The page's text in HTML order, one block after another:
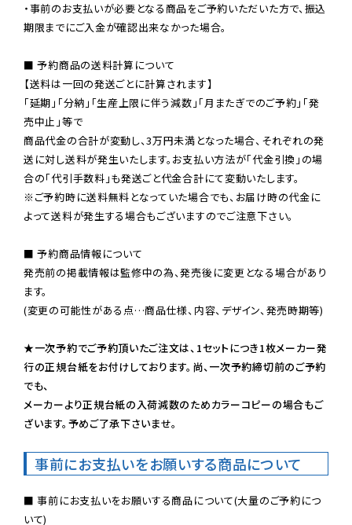
・事前のお支払いが必要となる商品をご予約いただいた方で、振込
期限までにご入金が確認出来なかった場合。
■ 予約商品の送料計算について
【送料は一回の発送ごとに計算されます】
「延期」「分納」「生産上限に伴う減数」「月またぎでのご予約」「発
売中止」等で
商品代金の合計が変動し、3万円未満となった場合、それぞれの発
送に対し送料が発生いたします。お支払い方法が「代金引換」の場
※ご予約時に送料無料となっていた場合でも、お届け時の代金に
よって送料が発生する場合もございますのでご注意下さい。
■ 予約商品情報について
発売前の掲載情報は監修中の為、発売後に変更となる場合があり
ます。
(変更の可能性がある点…商品仕様、内容、デザイン、発売時期等)
★一次予約でご予約頂いたご注文は、1セットにつき1枚メーカー発
行の正規台紙をお付けしております。尚、一次予約締切前のご予約
でも、
メーカーより正規台紙の入荷減数のためカラーコピーの場合もご
ざいます。予めご了承下さいませ。
事前にお支払いをお願いする商品について
■ 事前にお支払いをお願いする商品について(大量のご予約につ
いて)